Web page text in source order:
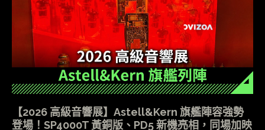
【2026 高級音響展】Astell&Kern 旗艦陣容強勢
登場！SP4000T 黃銅版、PD5 新機亮相，同場加映